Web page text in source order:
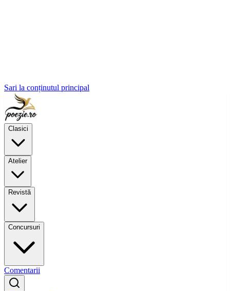
Sari la conținutul principal
Clasici
Atelier
Revistă
Concursuri
Comentarii